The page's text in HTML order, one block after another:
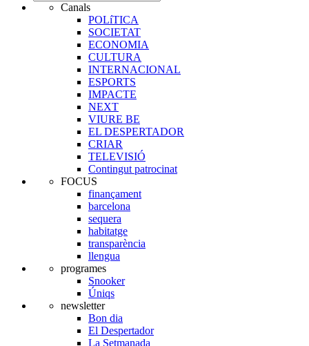
Canals
POLíTICA
SOCIETAT
ECONOMIA
CULTURA
INTERNACIONAL
ESPORTS
IMPACTE
NEXT
VIURE BE
EL DESPERTADOR
CRIAR
TELEVISIÓ
Contingut patrocinat
FOCUS
finançament
barcelona
sequera
habitatge
transparència
llengua
programes
Snooker
Úniqs
newsletter
Bon dia
El Despertador
La Setmanada